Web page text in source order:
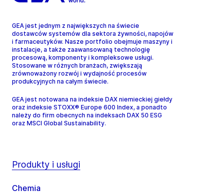
GEA jest jednym z największych na świecie
dostawców systemów dla sektora żywności, napojów
i farmaceutyków. Nasze portfolio obejmuje maszyny i
instalacje, a także zaawansowaną technologię
procesową, komponenty i kompleksowe usługi.
Stosowane w różnych branżach, zwiększają
zrównoważony rozwój i wydajność procesów
produkcyjnych na całym świecie.
GEA jest notowana na indeksie DAX niemieckiej giełdy
oraz indeksie STOXX® Europe 600 Index, a ponadto
należy do firm obecnych na indeksach DAX 50 ESG
oraz MSCI Global Sustainability.
Produkty i usługi
Chemia